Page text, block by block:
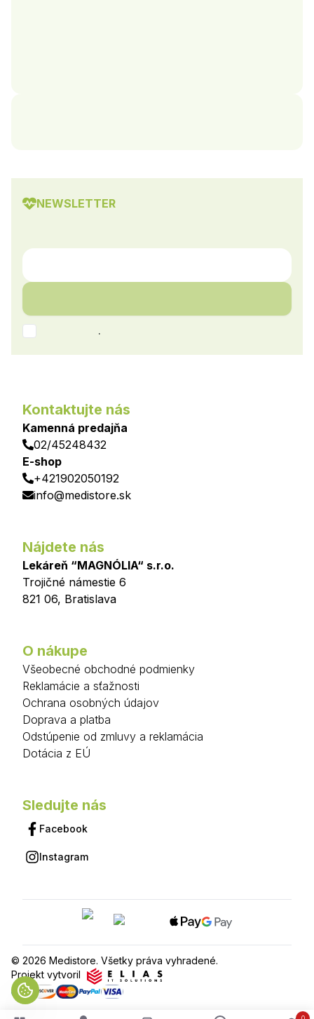
NEWSLETTER
.
Kontaktujte nás
Kamenná predajňa
02/45248432
E-shop
+421902050192
info@medistore.sk
Nájdete nás
Lekáreň “MAGNÓLIA“ s.r.o.
Trojičné námestie 6
821 06, Bratislava
O nákupe
Všeobecné obchodné podmienky
Reklamácie a sťažnosti
Ochrana osobných údajov
Doprava a platba
Odstúpenie od zmluvy a reklamácia
Dotácia z EÚ
Sledujte nás
Facebook
Instagram
© 2026 Medistore. Všetky práva vyhradené.
Projekt vytvoril